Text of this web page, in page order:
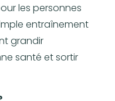
les personnes
entraînement
grandir
santé et sortir